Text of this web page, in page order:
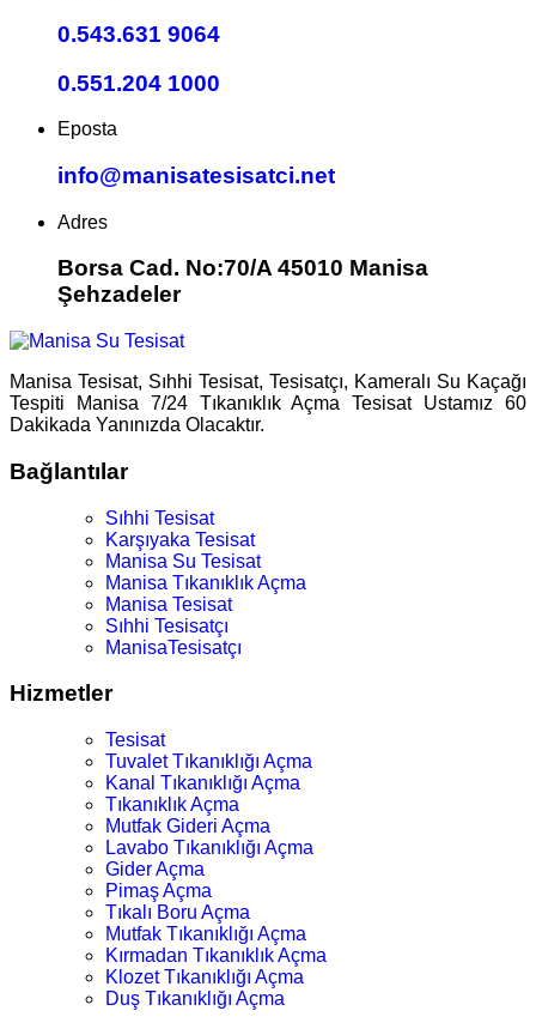
0.543.631 9064
0.551.204 1000
Eposta
info@manisatesisatci.net
Adres
Borsa Cad. No:70/A 45010 Manisa
Şehzadeler
Manisa Tesisat, Sıhhi Tesisat, Tesisatçı, Kameralı Su Kaçağı
Tespiti Manisa 7/24 Tıkanıklık Açma Tesisat Ustamız 60
Dakikada Yanınızda Olacaktır.
Bağlantılar
Sıhhi Tesisat
Karşıyaka Tesisat
Manisa Su Tesisat
Manisa Tıkanıklık Açma
Manisa Tesisat
Sıhhi Tesisatçı
ManisaTesisatçı
Hizmetler
Tesisat
Tuvalet Tıkanıklığı Açma
Kanal Tıkanıklığı Açma
Tıkanıklık Açma
Mutfak Gideri Açma
Lavabo Tıkanıklığı Açma
Gider Açma
Pimaş Açma
Tıkalı Boru Açma
Mutfak Tıkanıklığı Açma
Kırmadan Tıkanıklık Açma
Klozet Tıkanıklığı Açma
Duş Tıkanıklığı Açma